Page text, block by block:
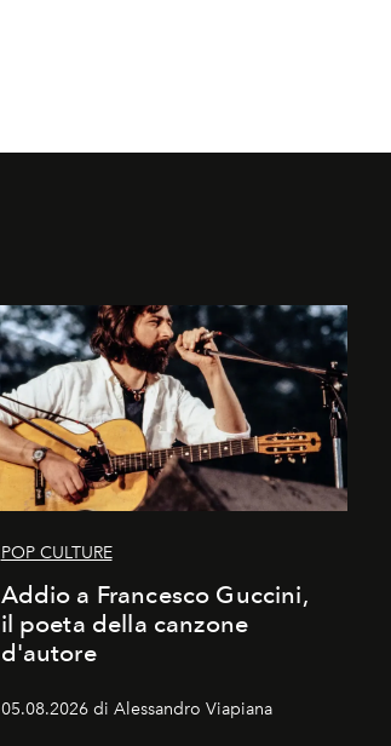
POP CULTURE
Addio a Francesco Guccini,
il poeta della canzone
d'autore
05.08.2026 di Alessandro Viapiana